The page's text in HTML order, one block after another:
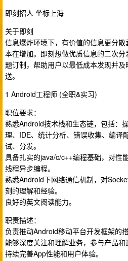
即刻招人 坐标上海
关于即刻
信息爆炸环境下，有价值的信息更分
本在增加。即刻想做优质信息的二次
题订制，帮助用户以最低成本发现并
送。
1 Android工程师 (全职&实习)
职位要求：
熟悉Android技术栈和生态链，包括：
理、IDE、统计分析、错误收集、编译
试、分发。
具备扎实的java/c/c++编程基础，对性
线程异步编程。
熟悉Android下网络通信机制，对
刻的理解和经验。
良好的英文阅读能力。
职责描述：
负责推动Android移动平台开发框架的
能够深度关注和理解业务，参与产品和
持续完善App性能和用户体验。